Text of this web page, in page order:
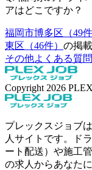
アはどこですか？
福岡市博多区（49件
東区（46件） の掲
その他よくある質
Copyright 2026
プレックスジョブ
人サイトです。ド
ート配送）や施工
の求人からあなた